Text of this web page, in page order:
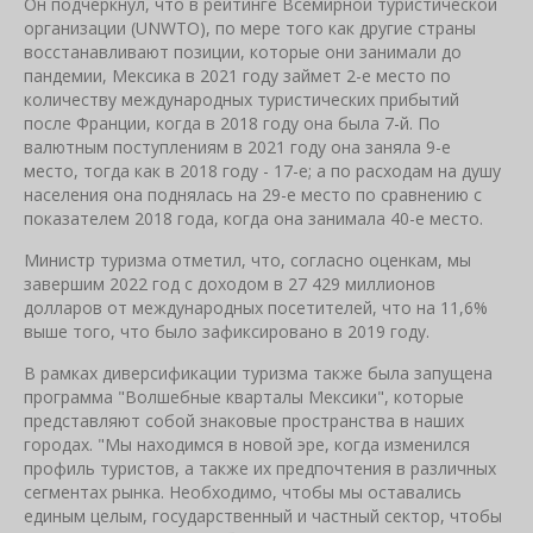
организации (UNWTO), по мере того как другие страны
восстанавливают позиции, которые они занимали до
пандемии, Мексика в 2021 году займет 2-е место по
количеству международных туристических прибытий
после Франции, когда в 2018 году она была 7-й. По
валютным поступлениям в 2021 году она заняла 9-е
место, тогда как в 2018 году - 17-е; а по расходам на душу
населения она поднялась на 29-е место по сравнению с
показателем 2018 года, когда она занимала 40-е место.
Министр туризма отметил, что, согласно оценкам, мы
завершим 2022 год с доходом в 27 429 миллионов
долларов от международных посетителей, что на 11,6%
выше того, что было зафиксировано в 2019 году.
В рамках диверсификации туризма также была запущена
программа "Волшебные кварталы Мексики", которые
представляют собой знаковые пространства в наших
городах. "Мы находимся в новой эре, когда изменился
профиль туристов, а также их предпочтения в различных
сегментах рынка. Необходимо, чтобы мы оставались
единым целым, государственный и частный сектор, чтобы